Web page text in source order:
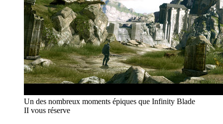
Un des nombreux moments épiques que Infinity Blade
II vous réserve